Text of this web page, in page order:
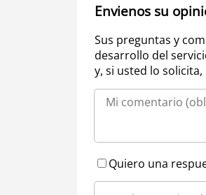
Envienos su
Sus preguntas y
desarrollo del
y, si usted lo
Quiero una